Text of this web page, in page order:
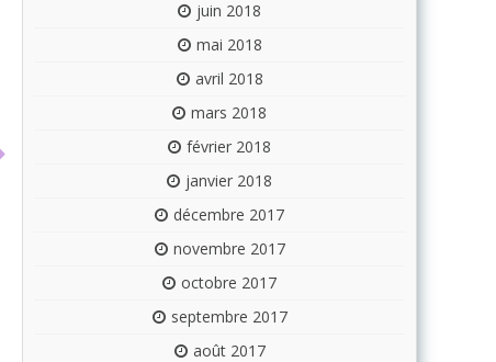
juin 2018
mai 2018
avril 2018
mars 2018
février 2018
janvier 2018
décembre 2017
novembre 2017
octobre 2017
septembre 2017
août 2017